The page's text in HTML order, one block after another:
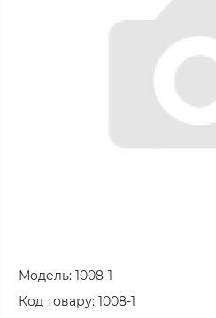
Модель: 1008-1
Код товару: 1008-1